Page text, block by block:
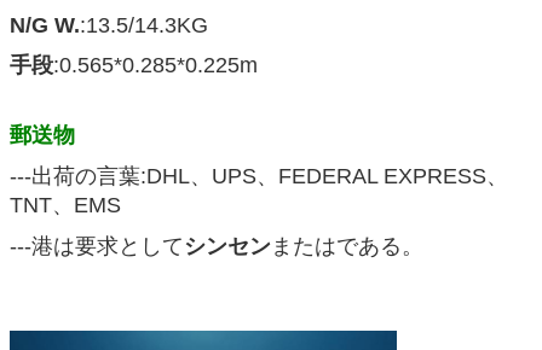
N/G W.:13.5/14.3KG
手段:0.565*0.285*0.225m
郵送物
---出荷の言葉:DHL、UPS、FEDERAL EXPRESS、
TNT、EMS
---港は要求として シンセンまたはである。